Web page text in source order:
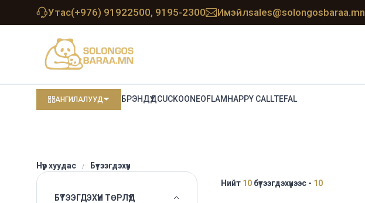
Утас(+976) 91922500, 9195-2300 Имэйлsales@solongosbaraa.mn
АНГИЛАЛУУД БРЭНДҮҮДCUCKOONEOFLAM HAPPY CALLTEFAL
Нүүр хуудас Бүтээгдэхүүн
БҮТЭЭГДЭХҮҮН ТӨРЛҮҮД
Нийт 10 бүтээгдэхүүнээс - 10